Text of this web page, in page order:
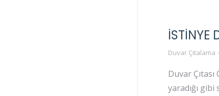
İSTINYE
Duvar Çıtalama
Duvar
yaradığı